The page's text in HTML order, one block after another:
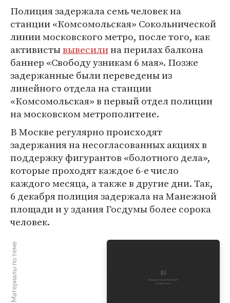
Полиция задержала семь человек на
станции «Комсомольская» Сокольнической
линии московского метро, после того, как
активистывывесилина перилах балкона
баннер «Свободу узникам 6 мая». Позже
задержанные были переведены из
линейного отдела на станции
«Комсомольская» в первый отдел полиции
на московском метрополитене.
В Москве регулярно происходят
задержания на несогласованных акциях в
поддержку фигурантов «болотного дела»,
которые проходят каждое 6-е число
каждого месяца, а также в другие дни. Так,
6 декабря полиция задержала на Манежной
площади и у здания Госдумы более сорока
человек.
Материалы по теме